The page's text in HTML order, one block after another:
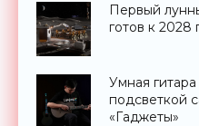
Первый
готов к 2028
Умная
подсветкой
«Гаджеты»